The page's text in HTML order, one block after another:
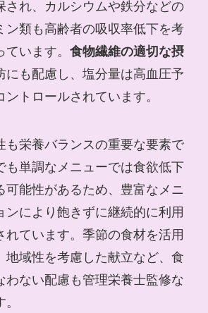
され、カルシウムや鉄分などの
ン類も高齢者の吸収率低下を考
います。 食物繊維の適切な摂
にも配慮し、塩分量は高血圧予
トロールされています。
も栄養バランスの重要な要素で
も単調なメニューでは食欲低下
可能性があるため、豊富なメニ
ンにより飽きずに継続的に利用
れています。季節の食材を活用
地域性を考慮した献立など、食
わない配慮も管理栄養士監修な